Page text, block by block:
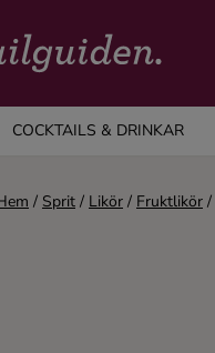
COCKTAILS & DRINKAR
drinkar
/ Sprit / Likör / Fruktlikör /